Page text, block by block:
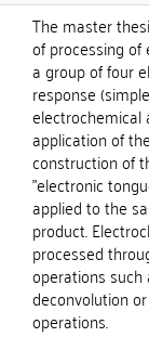
The master
of processing
a group of four
response
application of
construction of
"electronic
applied to the
product.
processed
operations
deconvolution
operations.